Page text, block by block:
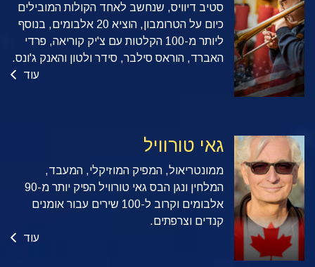
סטיב דיוויס, שנחשב לאחד הקולות המובילים
כיום על הטרומבון, הוציא 20 אלבומים, בנוסף
ליותר מ-100 הקלטות עם צ'יק קוריאה, פרדי
האברד, הוראס סילבר, סידר ולטון והאנק ג'ונס.
עוד
גאי טורוויל
ממונטריאול, המפיק המוזיקלי, המעבד,
המלחין ונגן הבס גאי טורוויל הפיק יותר מ-90
אלבומים וקרוב ל-100 שירים עבור אומנים
קנדים וצרפתים.
עוד